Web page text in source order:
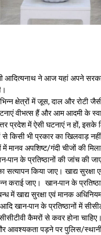
आदित्यनाथ ने आज यहां अपने
क्षेत्रों में जूस, दाल और रोटी
वीभत्स हैं और आम आदमी के
प्रदेश में ऐसी घटनाएं न हों,
किसी भी प्रकार का खिलवाड़
मानव अपशिष्ट/गंदी चीजों की
पान के प्रतिष्ठानों की जांच की
सत्यापन किया जाए। खाद्य
कराई जाए। खान-पान के
में खाद्य सुरक्षा एवं मानक
खान-पान के प्रतिष्ठानों में
कैमरों से कवर होना
आवश्यकता पड़ने पर पुलिस/